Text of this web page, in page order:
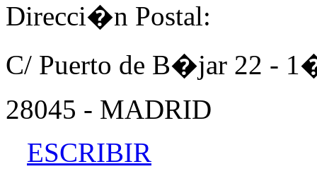
Direcci�n Postal:
C/ Puerto de B�jar 22 -
28045 - MADRID
ESCRIBIR